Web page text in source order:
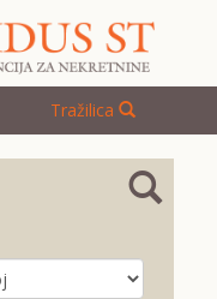
Tražilica